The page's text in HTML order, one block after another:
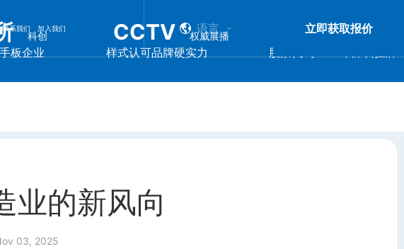
联系我们 加入我们 语言 立即获取报价
科创
板企业
CCTV 权威展播
样式认可品牌硬实力
667950
股票代码2016年深圳挂牌
业的新风向
03, 2025